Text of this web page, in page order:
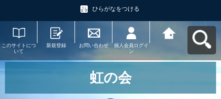
ひらがなをつける
このサイトにつ
いて
新規登録 お問い合わせ
個人会員ログイ
ン
うねっとへ戻る
虹の会